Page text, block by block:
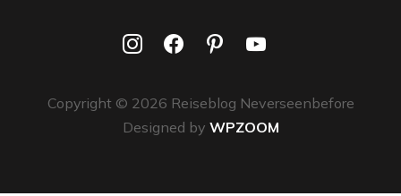
instagramfacebookpinterestyoutube
Copyright © 2026 Reiseblog Neverseenbefore
Designed by WPZOOM